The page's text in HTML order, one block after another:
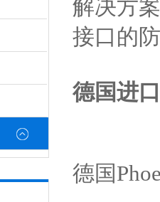
解决方
接口的
德国进
德国